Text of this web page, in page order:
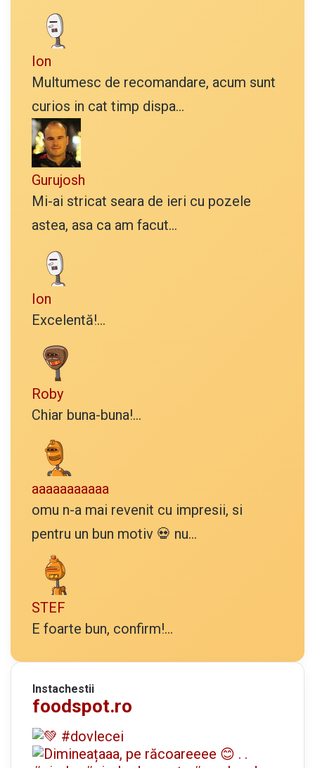
Ion
Multumesc de recomandare, acum sunt
curios in cat timp dispa...
Gurujosh
Mi-ai stricat seara de ieri cu pozele
astea, asa ca am facut...
Ion
Excelentă!...
Roby
Chiar buna-buna!...
aaaaaaaaaaa
omu n-a mai revenit cu impresii, si
pentru un bun motiv 💀 nu...
STEF
E foarte bun, confirm!...
Instachestii
foodspot.ro